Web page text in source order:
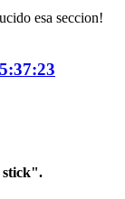
esa seccion!
stick".